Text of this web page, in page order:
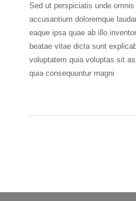
Sed ut perspiciatis unde
accusantium doloremque
eaque ipsa quae ab illo
beatae vitae dicta sunt
voluptatem quia voluptas sit
quia consequuntur magni